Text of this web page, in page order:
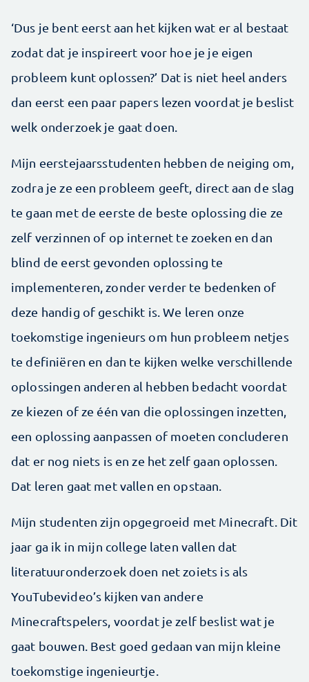
‘Dus je bent eerst aan het kijken wat er al bestaat
zodat dat je inspireert voor hoe je je eigen
probleem kunt oplossen?’ Dat is niet heel anders
dan eerst een paar papers lezen voordat je beslist
welk onderzoek je gaat doen.
Mijn eerstejaarsstudenten hebben de neiging om,
zodra je ze een probleem geeft, direct aan de slag
te gaan met de eerste de beste oplossing die ze
zelf verzinnen of op internet te zoeken en dan
blind de eerst gevonden oplossing te
implementeren, zonder verder te bedenken of
deze handig of geschikt is. We leren onze
toekomstige ingenieurs om hun probleem netjes
te definiëren en dan te kijken welke verschillende
oplossingen anderen al hebben bedacht voordat
ze kiezen of ze één van die oplossingen inzetten,
een oplossing aanpassen of moeten concluderen
dat er nog niets is en ze het zelf gaan oplossen.
Dat leren gaat met vallen en opstaan.
Mijn studenten zijn opgegroeid met Minecraft. Dit
jaar ga ik in mijn college laten vallen dat
literatuuronderzoek doen net zoiets is als
YouTubevideo’s kijken van andere
Minecraftspelers, voordat je zelf beslist wat je
gaat bouwen. Best goed gedaan van mijn kleine
toekomstige ingenieurtje.